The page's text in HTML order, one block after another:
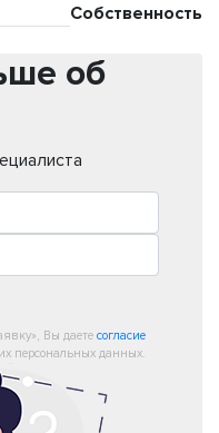
Собственность
об
Вы даете согласие
персональных данных.